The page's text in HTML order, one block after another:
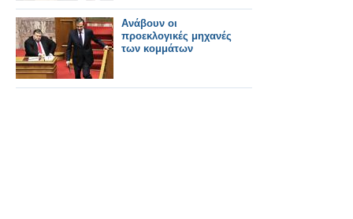
Ανάβουν οι
προεκλογικές μηχανές
των κομμάτων